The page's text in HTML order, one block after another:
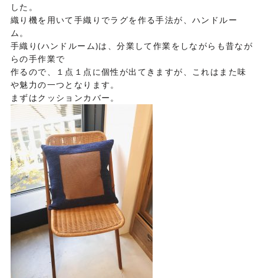
した。
織り機を用いて手織りでラグを作る手法が、ハンドルー
ム。
手織り(ハンドルーム)は、分業して作業をしながらも昔なが
らの手作業で
作るので、１点１点に個性が出てきますが、これはまた味
や魅力の一つとなります。
まずはクッションカバー。